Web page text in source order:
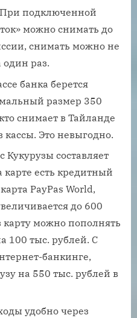
подключенной
можно снимать до
снимать можно не
раз.
банка берется
размер 350
снимает в Тайланде
кассы. Это невыгодно.
составляет
есть кредитный
PayPas World,
до 600
карту можно пополнять
100 тыс. рублей. С
банкинге,
на 550 тыс. рублей в
удобно через